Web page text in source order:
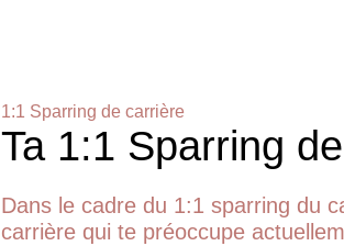
1:1 Sparring de carrière
Ta 1:1 Sparring
Dans le cadre du 1:1 sparring du
carrière qui te préoccupe